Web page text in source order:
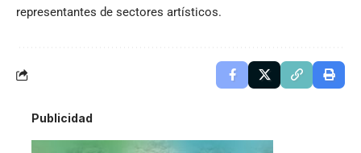
representantes de sectores artísticos.
Publicidad